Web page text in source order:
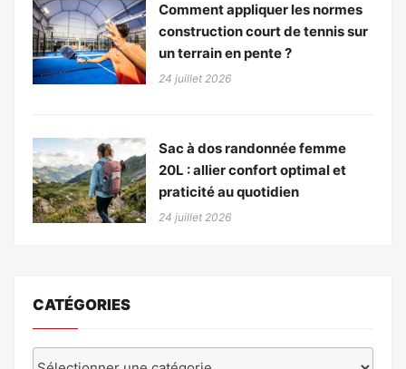
Comment appliquer les normes
construction court de tennis sur
un terrain en pente ?
24 juillet 2026
Sac à dos randonnée femme
20L : allier confort optimal et
praticité au quotidien
24 juillet 2026
CATÉGORIES